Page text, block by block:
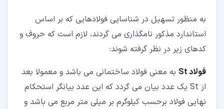
به منظور تسهیل در شناسایی فولادهایی که بر اساس
استاندارد مذکور نامگذاری می گردند، لازم است که حروف و
کدهای زیر در نظر گرفته شوند:
فولاد St
به معنی فولاد ساختمانی می باشد و معمولا بعد
از St یک عدد بیان می گردد که این عدد بیانگر استحکام
نهایی فولاد برحسب کیلوگرم بر میلی متر مربع می باشد و